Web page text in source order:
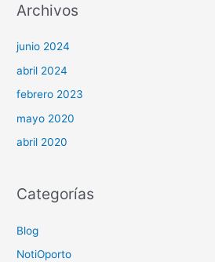
Archivos
junio 2024
abril 2024
febrero 2023
mayo 2020
abril 2020
Categorías
Blog
NotiOporto